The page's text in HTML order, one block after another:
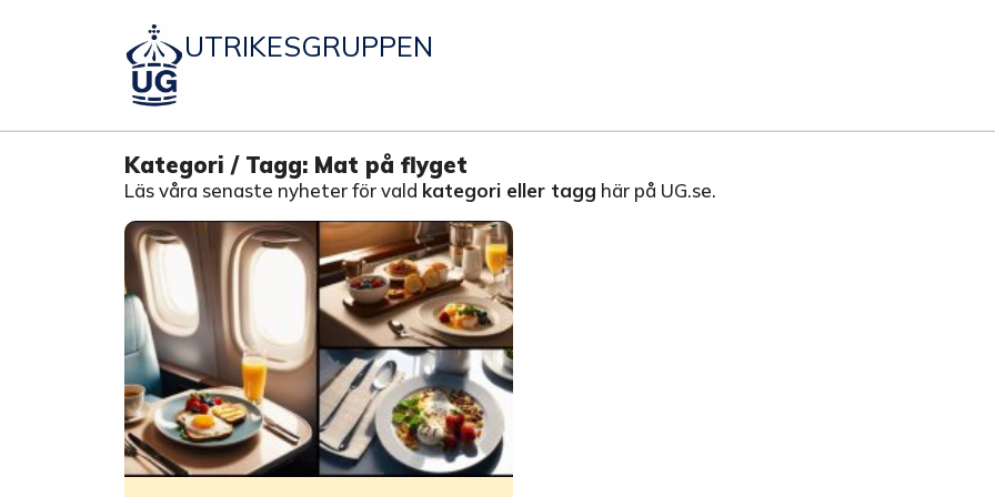
UTRIKESGRUPPEN
Kategori / Tagg: Mat på flyget
Läs våra senaste nyheter för vald kategori eller tagg här på UG.se.